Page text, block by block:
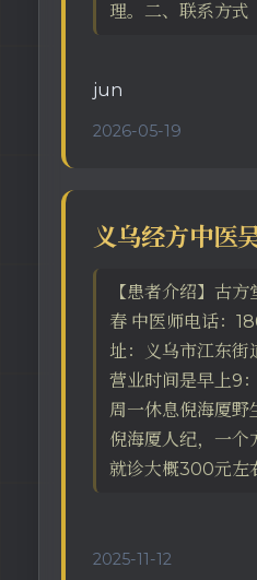
理。二、联系方式
jun
2026-05-19
义乌经方中医
【患者介绍】古
春 中医师电话：
址：义乌市江东街
营业时间是早上9
周一休息倪海厦野
倪海厦人纪，一个
就诊大概300元左
2025-11-12